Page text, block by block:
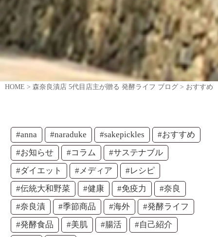
HOME > 森奈良漬店 5代目店主が贈る 発酵ライフ ブログ > おすすめ
#anna #naraduke #sakepickles
#おすすめ
#お知らせ
#コラム
#サステナブル
#ダイエット
#メディア
#レシピ
#伝統大和野菜
#健康 #免疫力
#奈良
#奈良漬
#季節商品 #海外
#発酵ライフ
#発酵食品
#美肌 #腸活
#自己紹介